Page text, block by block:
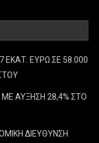
ΕΚΑΤ. ΕΥΡΩ ΣΕ 58.000
ΜΕ ΑΥΞΗΣΗ 28,4% ΣΤΟ
ΔΙΕΥΘΥΝΣΗ